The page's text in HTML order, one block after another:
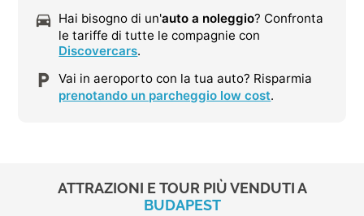
Hai bisogno di un'auto a noleggio? Confronta
le tariffe di tutte le compagnie con
Discovercars.
Vai in aeroporto con la tua auto? Risparmia
prenotando un parcheggio low cost.
ATTRAZIONI E TOUR PIÙ VENDUTI A
BUDAPEST